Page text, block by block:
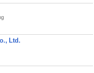
아서 볼 수 있습니다
은 알림을 통해 실시
스타의 이야기가 가득
으로 설정하면 편하게
Ltd.